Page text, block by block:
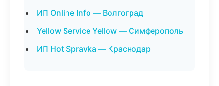
ИП Online Info — Волгоград
Yellow Service Yellow — Симферополь
ИП Hot Spravka — Краснодар